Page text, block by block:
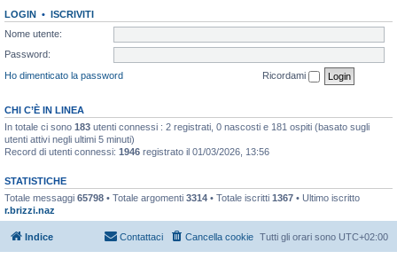
LOGIN • ISCRIVITI
Nome utente:
Password:
Ho dimenticato la password
Ricordami
CHI C’È IN LINEA
In totale ci sono 183 utenti connessi : 2 registrati, 0 nascosti e 181 ospiti (basato sugli
utenti attivi negli ultimi 5 minuti)
Record di utenti connessi: 1946 registrato il 01/03/2026, 13:56
STATISTICHE
Totale messaggi 65798 • Totale argomenti 3314 • Totale iscritti 1367 • Ultimo iscritto
r.brizzi.naz
Indice Tutti gli orari sono UTC+02:00
Cancella cookie
Contattaci